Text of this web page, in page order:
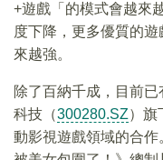
+遊戲「的模式會越來
度下降，更多優質的
來越強。
除了百納千成，目前
科技（300280.SZ）旗
動影視遊戲領域的合